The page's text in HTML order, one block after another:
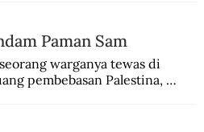
Paman Sam
warganya tewas di
pembebasan Palestina,